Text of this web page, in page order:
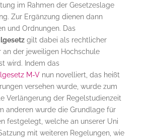
im Rahmen der Gesetzeslage
Zur Ergänzung dienen dann
und Ordnungen. Das
gilt dabei als rechtlicher
an der jeweiligen Hochschule
wird. Indem das
M-Vnun novelliert, das heißt
versehen wurde, wurde zum
Verlängerung der Regelstudienzeit
anderen wurde die Grundlage für
festgelegt, welche an unserer Uni
mit weiteren Regelungen, wie